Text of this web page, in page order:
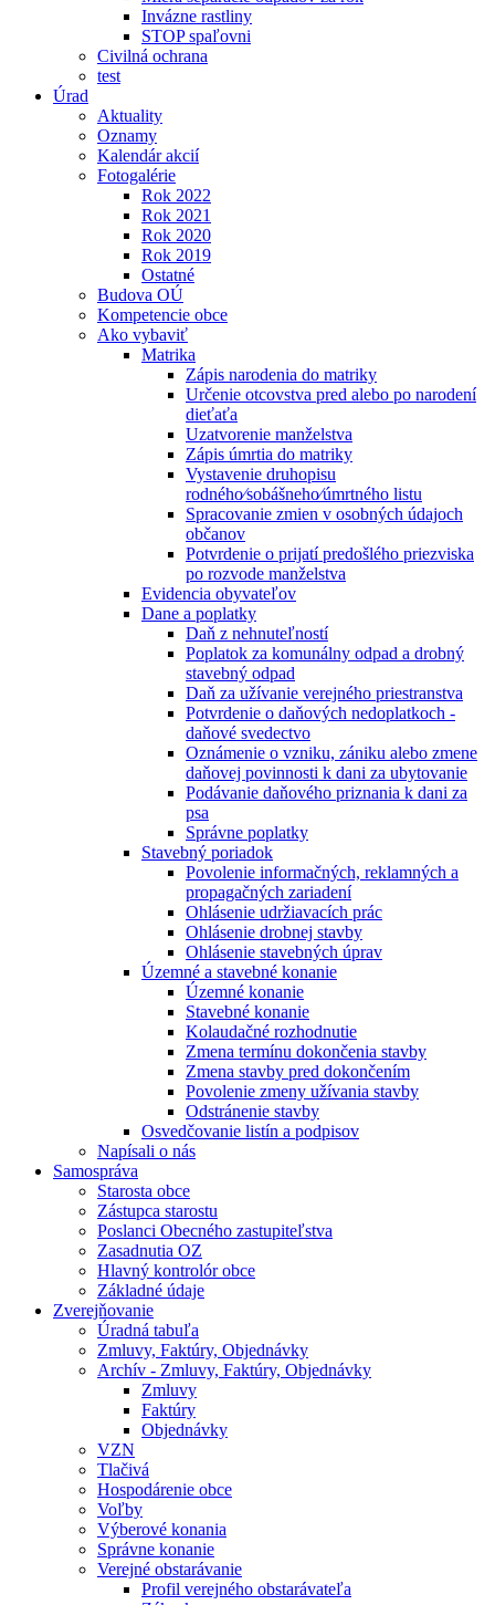
Invázne rastliny
STOP spaľovni
Civilná ochrana
test
Úrad
Aktuality
Oznamy
Kalendár akcií
Fotogalérie
Rok 2022
Rok 2021
Rok 2020
Rok 2019
Ostatné
Budova OÚ
Kompetencie obce
Ako vybaviť
Matrika
Zápis narodenia do matriky
Určenie otcovstva pred alebo po narodení
dieťaťa
Uzatvorenie manželstva
Zápis úmrtia do matriky
Vystavenie druhopisu
rodného⁄sobášneho⁄úmrtného listu
Spracovanie zmien v osobných údajoch
občanov
Potvrdenie o prijatí predošlého priezviska
po rozvode manželstva
Evidencia obyvateľov
Dane a poplatky
Daň z nehnuteľností
Poplatok za komunálny odpad a drobný
stavebný odpad
Daň za užívanie verejného priestranstva
Potvrdenie o daňových nedoplatkoch -
daňové svedectvo
Oznámenie o vzniku, zániku alebo zmene
daňovej povinnosti k dani za ubytovanie
Podávanie daňového priznania k dani za
psa
Správne poplatky
Stavebný poriadok
Povolenie informačných, reklamných a
propagačných zariadení
Ohlásenie udržiavacích prác
Ohlásenie drobnej stavby
Ohlásenie stavebných úprav
Územné a stavebné konanie
Územné konanie
Stavebné konanie
Kolaudačné rozhodnutie
Zmena termínu dokončenia stavby
Zmena stavby pred dokončením
Povolenie zmeny užívania stavby
Odstránenie stavby
Osvedčovanie listín a podpisov
Napísali o nás
Samospráva
Starosta obce
Zástupca starostu
Poslanci Obecného zastupiteľstva
Zasadnutia OZ
Hlavný kontrolór obce
Základné údaje
Zverejňovanie
Úradná tabuľa
Zmluvy, Faktúry, Objednávky
Archív - Zmluvy, Faktúry, Objednávky
Zmluvy
Faktúry
Objednávky
VZN
Tlačivá
Hospodárenie obce
Voľby
Výberové konania
Správne konanie
Verejné obstarávanie
Profil verejného obstarávateľa